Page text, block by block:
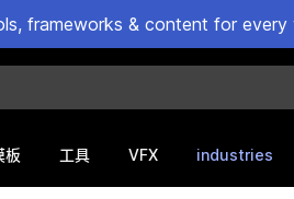
frameworks & content for
板 工具 VFX industries